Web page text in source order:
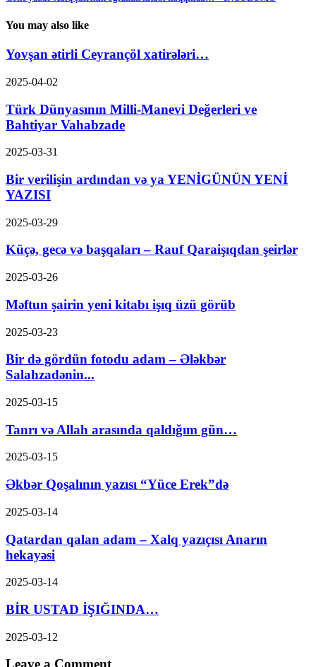
You may also like
Yovşan ətirli Ceyrançöl xatirələri…
2025-04-02
Türk Dünyasının Milli-Manevi Değerleri ve
Bahtiyar Vahabzade
2025-03-31
Bir verilişin ardından və ya YENİGÜNÜN YENİ
YAZISI
2025-03-29
Küçə, gecə və başqaları – Rauf Qaraişıqdan şeirlər
2025-03-26
Məftun şairin yeni kitabı işıq üzü görüb
2025-03-23
Bir də gördün fotodu adam – Ələkbər
Salahzadənin...
2025-03-15
Tanrı və Allah arasında qaldığım gün…
2025-03-15
Əkbər Qoşalının yazısı “Yüce Erek”də
2025-03-14
Qatardan qalan adam – Xalq yazıçısı Anarın
hekayəsi
2025-03-14
BİR USTAD İŞIĞINDA…
2025-03-12